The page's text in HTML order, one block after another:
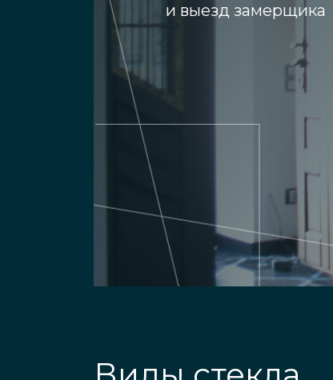
и выезд замерщика